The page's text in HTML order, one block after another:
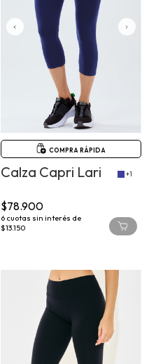
COMPRA RÁPIDA
Calza Capri Lari +1
$78.900
6 cuotas sin interés de
$13.150